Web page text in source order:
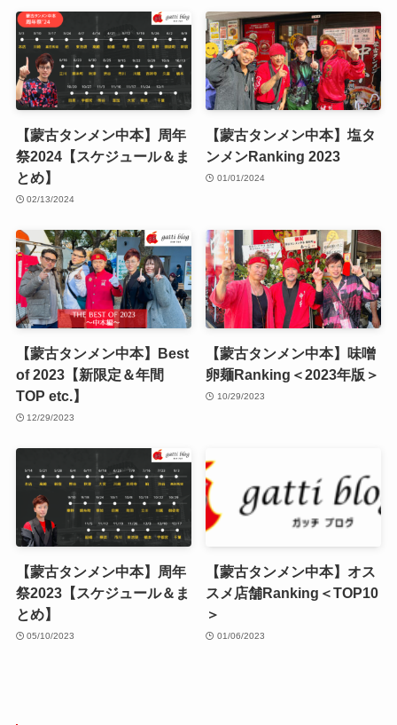
【蒙古タンメン中本】周年
祭2024【スケジュール＆ま
とめ】
02/13/2024
【蒙古タンメン中本】塩タ
ンメンRanking 2023
01/01/2024
【蒙古タンメン中本】Best
of 2023【新限定＆年間
TOP etc.】
12/29/2023
【蒙古タンメン中本】味噌
卵麺Ranking＜2023年版＞
10/29/2023
【蒙古タンメン中本】周年
祭2023【スケジュール＆ま
とめ】
05/10/2023
【蒙古タンメン中本】オス
スメ店舗Ranking＜TOP10
＞
01/06/2023